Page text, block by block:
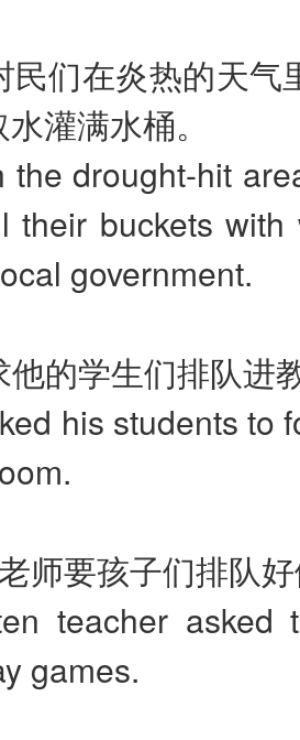
民们在炎热的天气
灌满水桶。
the drought-hit
their buckets with
government.
的学生们排队进教
his students to
师要孩子们排队好
teacher asked
games.